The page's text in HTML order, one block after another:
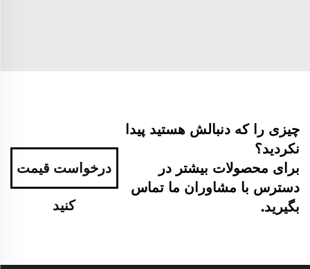
چیزی را که دنبالش هستید پیدا
نکردید؟
برای محصولات بیشتر در
دسترس با مشاوران ما تماس
بگیرید.
درخواست قیمت
کنید